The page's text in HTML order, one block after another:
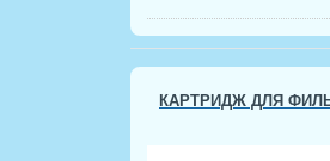
КАРТРИДЖ ДЛЯ